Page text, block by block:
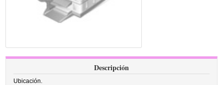
Descripción
Ubicación.